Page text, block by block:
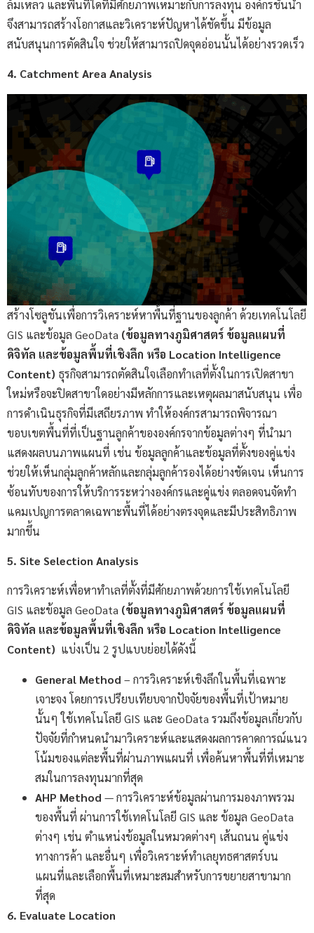
ล้มเหลว และพื้นที่ใดที่มีศักยภาพเหมาะกับการลงทุน องค์กรชั้นนำ
จึงสามารถสร้างโอกาสและวิเคราะห์ปัญหาได้ชัดขึ้น มีข้อมูล
สนับสนุนการตัดสินใจ ช่วยให้สามารถปิดจุดอ่อนนั้นได้อย่างรวดเร็ว
4. Catchment Area Analysis
สร้างโซลูชันเพื่อการวิเคราะห์หาพื้นที่ฐานของลูกค้า ด้วยเทคโนโลยี
GIS และข้อมูล GeoData (ข้อมูลทางภูมิศาสตร์ ข้อมูลแผนที่
ดิจิทัล และข้อมูลพื้นที่เชิงลึก หรือ Location Intelligence
Content) ธุรกิจสามารถตัดสินใจเลือกทำเลที่ตั้งในการเปิดสาขา
ใหม่หรือจะปิดสาขาใดอย่างมีหลักการและเหตุผลมาสนับสนุน เพื่อ
การดำเนินธุรกิจที่มีเสถียรภาพ ทำให้องค์กรสามารถพิจารณา
ขอบเขตพื้นที่ที่เป็นฐานลูกค้าขององค์กรจากข้อมูลต่างๆ ที่นำมา
แสดงผลบนภาพแผนที่ เช่น ข้อมูลลูกค้าและข้อมูลที่ตั้งของคู่แข่ง
ช่วยให้เห็นกลุ่มลูกค้าหลักและกลุ่มลูกค้ารองได้อย่างชัดเจน เห็นการ
ซ้อนทับของการให้บริการระหว่างองค์กรและคู่แข่ง ตลอดจนจัดทำ
แคมเปญการตลาดเฉพาะพื้นที่ได้อย่างตรงจุดและมีประสิทธิภาพ
มากขึ้น
5. Site Selection Analysis
การวิเคราะห์เพื่อหาทำเลที่ตั้งที่มีศักยภาพด้วยการใช้เทคโนโลยี
GIS และข้อมูล GeoData (ข้อมูลทางภูมิศาสตร์ ข้อมูลแผนที่
ดิจิทัล และข้อมูลพื้นที่เชิงลึก หรือ Location Intelligence
Content) แบ่งเป็น 2 รูปแบบย่อยได้ดังนี้
General Method – การวิเคราะห์เชิงลึกในพื้นที่เฉพาะ
เจาะจง โดยการเปรียบเทียบจากปัจจัยของพื้นที่เป้าหมาย
นั้นๆ ใช้เทคโนโลยี GIS และ GeoData รวมถึงข้อมูลเกี่ยวกับ
ปัจจัยที่กำหนดนำมาวิเคราะห์และแสดงผลการคาดการณ์แนว
โน้มของแต่ละพื้นที่ผ่านภาพแผนที่ เพื่อค้นหาพื้นที่ที่เหมาะ
สมในการลงทุนมากที่สุด
AHP Method — การวิเคราะห์ข้อมูลผ่านการมองภาพรวม
ของพื้นที่ ผ่านการใช้เทคโนโลยี GIS และ ข้อมูล GeoData
ต่างๆ เช่น ตำแหน่งข้อมูลในหมวดต่างๆ เส้นถนน คู่แข่ง
ทางการค้า และอื่นๆ เพื่อวิเคราะห์ทำเลยุทธศาสตร์บน
แผนที่และเลือกพื้นที่เหมาะสมสำหรับการขยายสาขามาก
ที่สุด
6. Evaluate Location